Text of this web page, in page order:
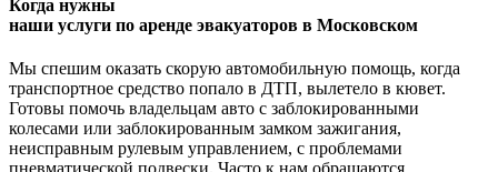
Когда нужны
наши услуги по аренде эвакуаторов в Московском
Мы спешим оказать скорую автомобильную помощь, когда
транспортное средство попало в ДТП, вылетело в кювет.
Готовы помочь владельцам авто с заблокированными
колесами или заблокированным замком зажигания,
неисправным рулевым управлением, с проблемами
пневматической подвески. Часто к нам обращаются